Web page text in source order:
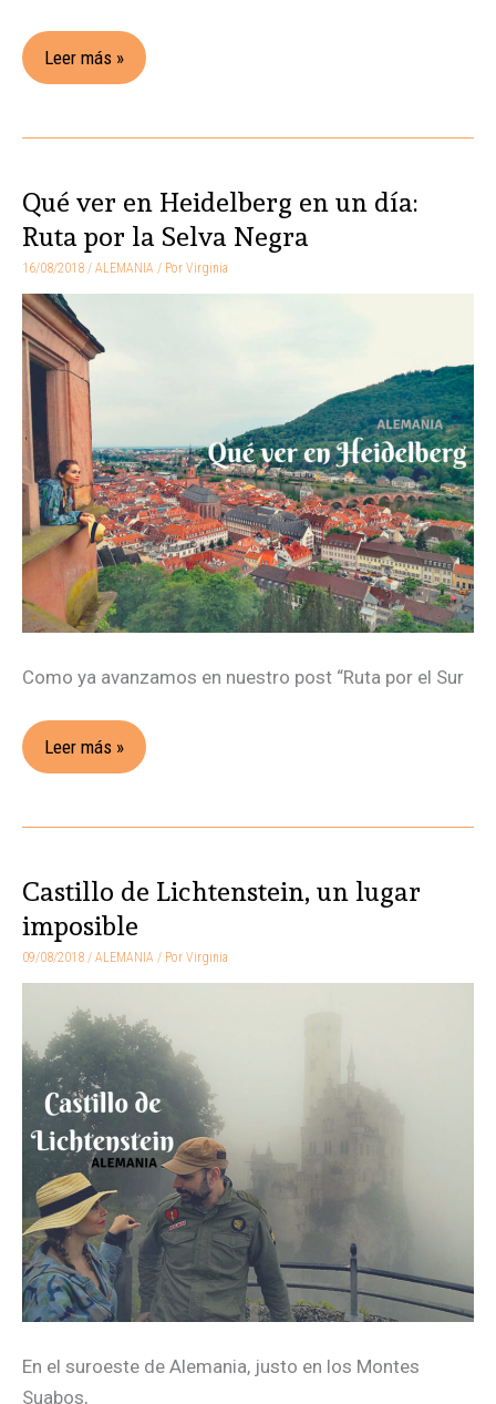
Leer más »
Qué ver en Heidelberg en un día:
Ruta por la Selva Negra
16/08/2018 / ALEMANIA / Por Virginia
Como ya avanzamos en nuestro post “Ruta por el Sur
Qué
ver
en
Heidelberg
en
un
día:
Ruta
por
la
Selva
Negra
Leer más »
Castillo de Lichtenstein, un lugar
imposible
09/08/2018 / ALEMANIA / Por Virginia
En el suroeste de Alemania, justo en los Montes
Suabos,
Castillo
de
Lichtenstein,
un
lugar
imposible